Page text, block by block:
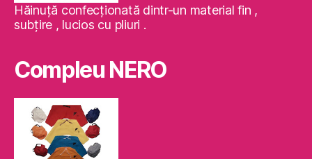
Hăinuţă confecţionată dintr-un material fin ,
subţire , lucios cu pliuri .
Compleu NERO